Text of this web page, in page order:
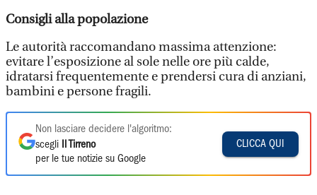
Consigli alla popolazione
Le autorità raccomandano massima attenzione:
evitare l’esposizione al sole nelle ore più calde,
idratarsi frequentemente e prendersi cura di anziani,
bambini e persone fragili.
Non lasciare decidere l'algoritmo:
scegli
Il Tirreno
per le tue notizie su Google
CLICCA QUI